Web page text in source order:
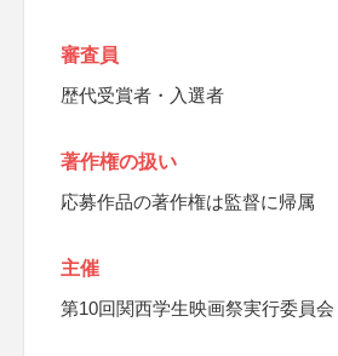
審査員
歴代受賞者・入選者
著作権の扱い
応募作品の著作権は監督に帰属
主催
第10回関西学生映画祭実行委員会